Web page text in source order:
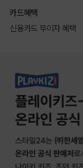
카드혜택
신용카드 무이자 혜택